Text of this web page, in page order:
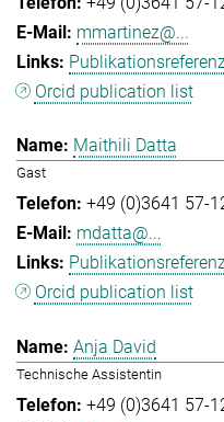
mmartinez@...
Orcid publication list
Maithili Datta
Gast
+49 (0)3641 57-
mdatta@...
Orcid publication list
Anja David
Technische Assistentin
+49 (0)3641 57-